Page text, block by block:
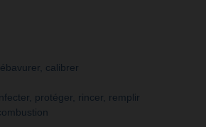
calibrer
protéger, rincer, remplir